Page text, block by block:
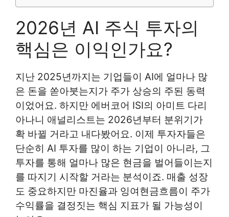
2026년 AI 주식 투자의
핵심은 이익인가요?
지난 2025년까지는 기업들이 AI에 얼마나 많
은 돈을 쏟아붓는지가 주가 상승의 주된 동력
이었어요. 하지만 에버코어 ISI의 아미트 다리
아나니 애널리스트는 2026년부터 분위기가
확 바뀔 거라고 내다봤어요. 이제 투자자들은
단순히 AI 투자를 많이 하는 기업이 아니라, 그
투자를 통해 얼마나 많은 현금을 벌어들이는지
를 따지기 시작할 거라는 분석이죠. 매출 성장
도 중요하지만 마진율과 잉여현금흐름이 주가
수익률을 결정짓는 핵심 지표가 될 가능성이